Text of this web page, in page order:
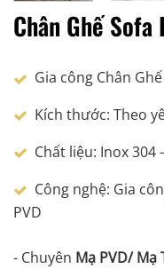
Chân Ghế
Gia công Chân
Kích thước: Theo
Chất liệu: Inox 304
Công nghệ: Gia
PVD
- Chuyên Mạ PVD/ Mạ